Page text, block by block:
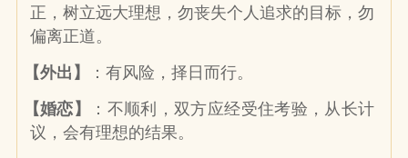
正，树立远大理想，勿丧失个人追求的目标，勿
偏离正道。
【外出】
：有风险，择日而行。
【婚恋】
：不顺利，双方应经受住考验，从长计
议，会有理想的结果。